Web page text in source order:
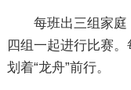
每班出三组家庭
四组一起进行比赛
划着“龙舟”前行。